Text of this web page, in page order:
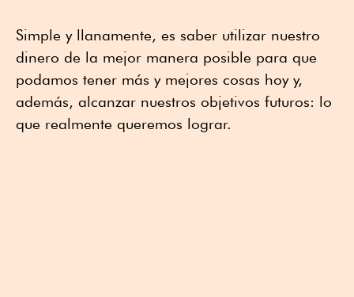
Simple y llanamente, es saber utilizar nuestro
dinero de la mejor manera posible para que
podamos tener más y mejores cosas hoy y,
además, alcanzar nuestros objetivos futuros: lo
que realmente queremos lograr.